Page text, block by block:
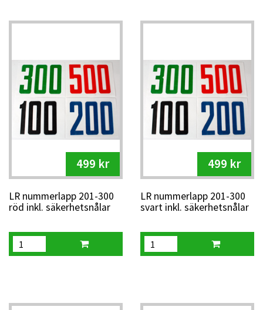
499 kr
LR nummerlapp 201-300
röd inkl. säkerhetsnålar
499 kr
LR nummerlapp 201-300
svart inkl. säkerhetsnålar